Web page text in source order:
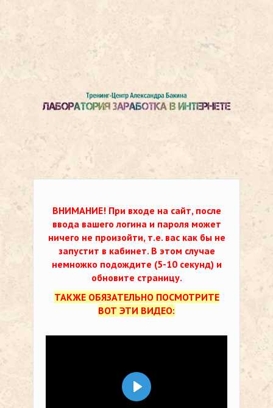
ВНИМАНИЕ! При входе на сайт, после
ввода вашего логина и пароля может
ничего не произойти, т.е. вас как бы не
запустит в кабинет. В этом случае
немножко подождите (5-10 секунд) и
обновите страницу.
ТАКЖЕ ОБЯЗАТЕЛЬНО ПОСМОТРИТЕ
ВОТ ЭТИ ВИДЕО:
Воспроизвести